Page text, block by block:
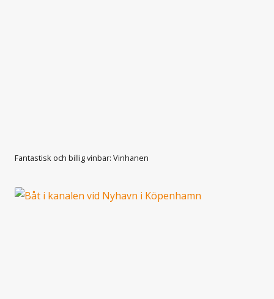
Fantastisk och billig vinbar: Vinhanen